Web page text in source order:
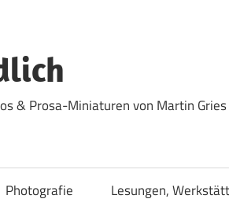
& Prosa-Miniaturen von Martin Gries
Photografie Lesungen,